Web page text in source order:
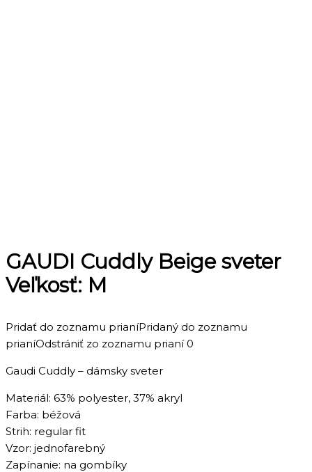
GAUDI Cuddly Beige sveter
Veľkosť: M
Pridať do zoznamu prianíPridaný do zoznamu
prianíOdstrániť zo zoznamu prianí 0
Gaudi Cuddly – dámsky sveter
Materiál: 63% polyester, 37% akryl
Farba: béžová
Strih: regular fit
Vzor: jednofarebný
Zapínanie: na gombíky